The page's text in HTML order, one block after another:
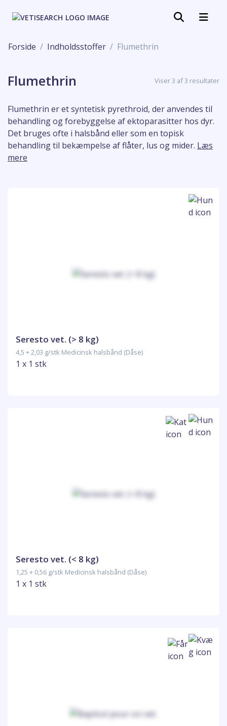
Forside Indholdsstoffer Flumethrin
Flumethrin Viser 3 af 3 resultater
Flumethrin er et syntetisk pyrethroid, der anvendes til
behandling og forebyggelse af ektoparasitter hos dyr.
Det bruges ofte i halsbånd eller som en topisk
behandling til bekæmpelse af flåter, lus og mider. Læs
mere
Seresto vet. (> 8 kg)
4,5 + 2,03 g/stk Medicinsk halsbånd (Dåse)
1 x 1 stk
Seresto vet. (< 8 kg)
1,25 + 0,56 g/stk Medicinsk halsbånd (Dåse)
1 x 1 stk